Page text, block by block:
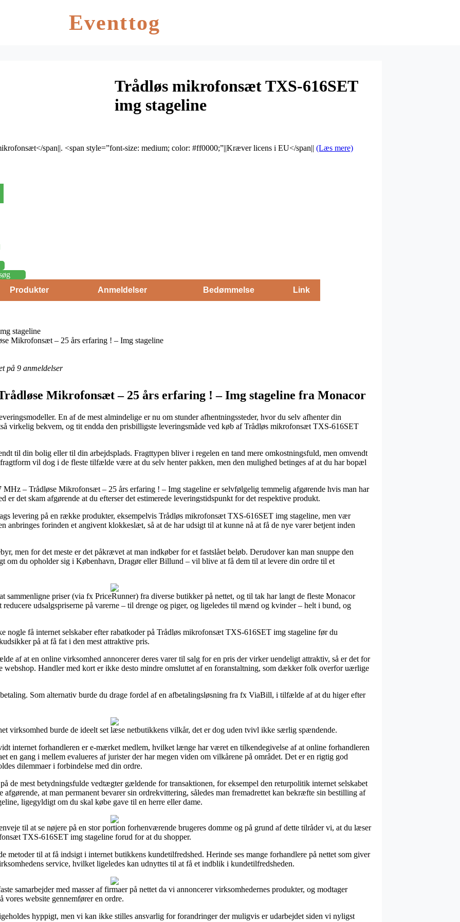
Eventtog
Trådløs mikrofonsæt TXS-616SET
img stageline
span||. <span style=”font-size: medium; color: #ff0000;”||Kræver licens i EU</span|| (Læs mere)
Produkter Anmeldelser Bedømmelse Link
stageline
Mikrofonsæt – 25 års erfaring ! – Img stageline
på 9 anmeldelser
Mikrofonsæt – 25 års erfaring ! – Img stageline fra Monacor
En af de mest almindelige er nu om stunder afhentningssteder, hvor du selv afhenter din
virkelig bekvem, og tit endda den prisbilligste leveringsmåde ved køb af Trådløs mikrofonsæt TXS-616SET
til din bolig eller til din arbejdsplads. Fragttypen bliver i regelen en tand mere omkostningsfuld, men omvendt
vil dog i de fleste tilfælde være at du selv henter pakken, men den mulighed betinges af at du har bopæl
MHz – Trådløse Mikrofonsæt – 25 års erfaring ! – Img stageline er selvfølgelig temmelig afgørende hvis man har
er det skam afgørende at du efterser det estimerede leveringstidspunkt for det respektive produkt.
levering på en række produkter, eksempelvis Trådløs mikrofonsæt TXS-616SET img stageline, men vær
anbringes forinden et angivent klokkeslæt, så at de har udsigt til at kunne nå at få de nye varer betjent inden
men for det meste er det påkrævet at man indkøber for et fastslået beløb. Derudover kan man snuppe den
om du opholder sig i København, Dragør eller Billund – vil blive at få dem til at levere din ordre til et
sammenligne priser (via fx PriceRunner) fra diverse butikker på nettet, og til tak har langt de fleste Monacor
udsalgspriserne på varerne – til drenge og piger, og ligeledes til mænd og kvinder – helt i bund, og
nogle få internet selskaber efter rabatkoder på Trådløs mikrofonsæt TXS-616SET img stageline før du
på at få fat i den mest attraktive pris.
af at en online virksomhed annoncerer deres varer til salg for en pris der virker uendeligt attraktiv, så er det for
webshop. Handler med kort er ikke desto mindre omsluttet af en foranstaltning, som dækker folk overfor uærlige
Som alternativ burde du drage fordel af en afbetalingsløsning fra fx ViaBill, i tilfælde af at du higer efter
virksomhed burde de ideelt set læse netbutikkens vilkår, det er dog uden tvivl ikke særlig spændende.
internet forhandleren er e-mærket medlem, hvilket længe har været en tilkendegivelse af at online forhandleren
en gang i mellem evalueres af jurister der har megen viden om vilkårene på området. Det er en rigtig god
dilemmaer i forbindelse med din ordre.
de mest betydningsfulde vedtægter gældende for transaktionen, for eksempel den returpolitik internet selskabet
afgørende, at man permanent bevarer sin ordrekvittering, således man fremadrettet kan bekræfte sin bestilling af
ligegyldigt om du skal købe gave til en herre eller dame.
til at se nøjere på en stor portion forhenværende brugeres domme og på grund af dette tilråder vi, at du læser
TXS-616SET img stageline forud for at du shopper.
metoder til at få indsigt i internet butikkens kundetilfredshed. Herinde ses mange forhandlere på nettet som giver
service, hvilket ligeledes kan udnyttes til at få et indblik i kundetilfredsheden.
samarbejder med masser af firmaer på nettet da vi annoncerer virksomhedernes produkter, og modtager
vores website gennemfører en ordre.
hyppigt, men vi kan ikke stilles ansvarlig for forandringer der muligvis er udarbejdet siden vi nyligst